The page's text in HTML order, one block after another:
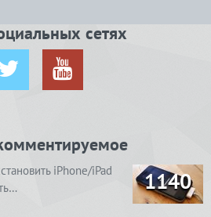
сетях
iPhone/iPad
1140